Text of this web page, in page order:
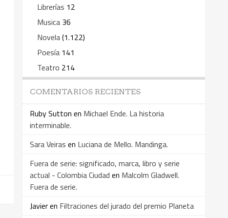
Librerías 12
Musica 36
Novela(1.122)
Poesía 141
Teatro 214
COMENTARIOS RECIENTES
Ruby Sutton en Michael Ende. La historia
interminable.
Sara Veiras en Luciana de Mello. Mandinga.
Fuera de serie: significado, marca, libro y serie
actual - Colombia Ciudad en Malcolm Gladwell.
Fuera de serie.
Javieren Filtraciones del jurado del premio Planeta